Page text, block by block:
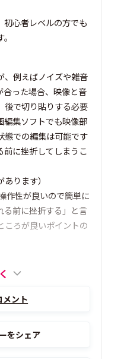
心者レベルの方でも
、例えばノイズや雑音
合った場合、映像と音
後で切り貼りする必要
編集ソフトでも映像部
態での編集は可能です
前に挫折してしまうこ
ります）
性が良いので簡単に
る前に挫折する」と言
ころが良いポイントの
メント
をシェア